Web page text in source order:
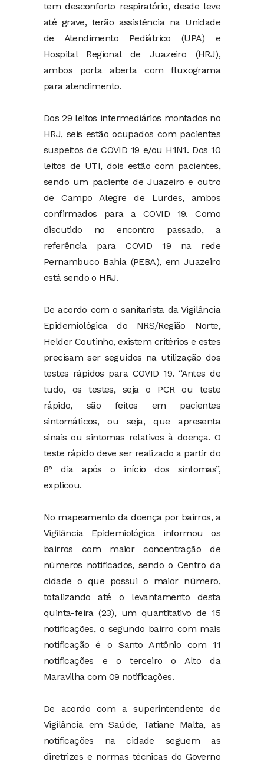
tem desconforto respiratório, desde leve
até grave, terão assistência na Unidade
de Atendimento Pediátrico (UPA) e
Hospital Regional de Juazeiro (HRJ),
ambos porta aberta com fluxograma
para atendimento.
Dos 29 leitos intermediários montados no
HRJ, seis estão ocupados com pacientes
suspeitos de COVID 19 e/ou H1N1. Dos 10
leitos de UTI, dois estão com pacientes,
sendo um paciente de Juazeiro e outro
de Campo Alegre de Lurdes, ambos
confirmados para a COVID 19. Como
discutido no encontro passado, a
referência para COVID 19 na rede
Pernambuco Bahia (PEBA), em Juazeiro
está sendo o HRJ.
De acordo com o sanitarista da Vigilância
Epidemiológica do NRS/Região Norte,
Helder Coutinho, existem critérios e estes
precisam ser seguidos na utilização dos
testes rápidos para COVID 19. “Antes de
tudo, os testes, seja o PCR ou teste
rápido, são feitos em pacientes
sintomáticos, ou seja, que apresenta
sinais ou sintomas relativos à doença. O
teste rápido deve ser realizado a partir do
8° dia após o início dos sintomas”,
explicou.
No mapeamento da doença por bairros, a
Vigilância Epidemiológica informou os
bairros com maior concentração de
números notificados, sendo o Centro da
cidade o que possui o maior número,
totalizando até o levantamento desta
quinta-feira (23), um quantitativo de 15
notificações, o segundo bairro com mais
notificação é o Santo Antônio com 11
notificações e o terceiro o Alto da
Maravilha com 09 notificações.
De acordo com a superintendente de
Vigilância em Saúde, Tatiane Malta, as
notificações na cidade seguem as
diretrizes e normas técnicas do Governo